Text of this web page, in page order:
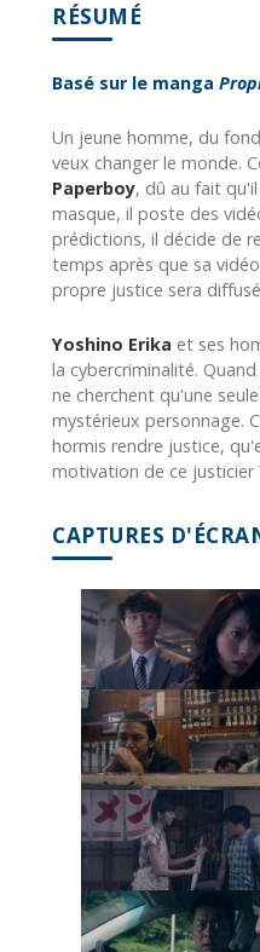
RÉSUMÉ
Basé sur le manga
Un jeune homme, du
veux changer le monde.
Paperboy, dû au fait
masque, il poste des
prédictions, il décide de
temps après que sa
propre justice sera
Yoshino Erika et ses
la cybercriminalité.
ne cherchent qu'une
mystérieux personnage.
hormis rendre justice,
motivation de ce justicier
CAPTURES